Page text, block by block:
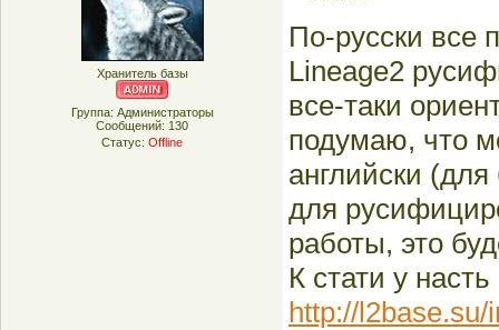
Хранитель базы
Группа: Администраторы
Сообщений: 130
Статус: Offline
По-русски все
Lineage2
все-таки
подумаю, что
английски
для
работы, это
К стати у
http://l2base.su/